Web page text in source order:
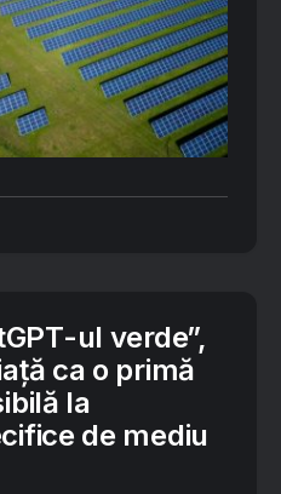
ul verde”,
ca o primă
la
de mediu